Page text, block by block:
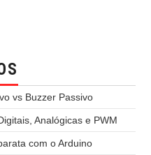
vs Buzzer Passivo
Analógicas e PWM
com o Arduino